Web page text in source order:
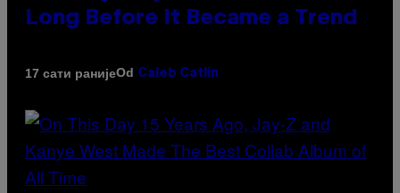
Long Before It Became a Trend
17 сати ранијеOd Caleb Catlin